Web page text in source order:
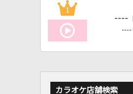
1
----
----
カラオケ店舗検索